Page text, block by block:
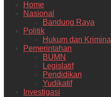
Home
Nasional
Bandung Raya
Politik
Hukum dan Kriminal
Pemerintahan
BUMN
Legislatif
Pendidikan
Yudikatif
Investigasi